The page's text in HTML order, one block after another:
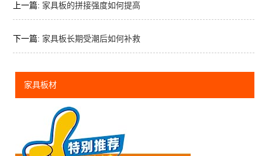
上一篇: 家具板的拼接强度如何提高
下一篇: 家具板长期受潮后如何补救
家具板材